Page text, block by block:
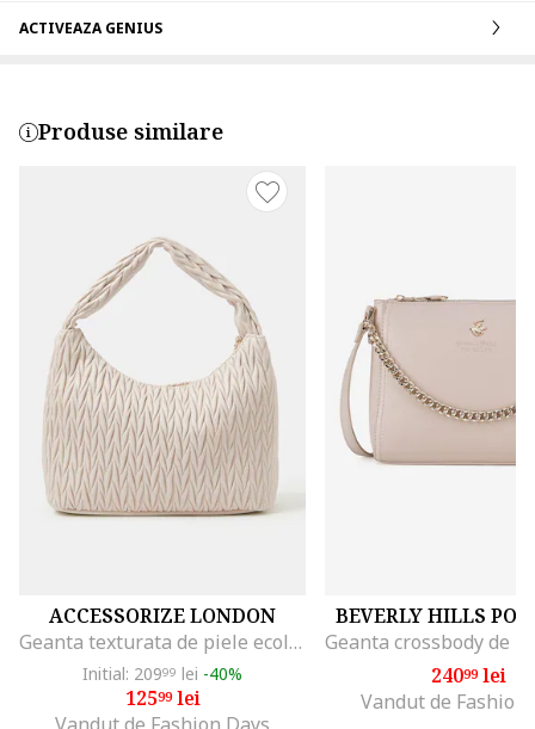
ACTIVEAZA GENIUS
Produse similare
ACCESSORIZE LONDON
Geanta texturata de piele ecologica, Alb fildes
Initial: 20999 lei -40%
12599lei
BEVERLY HILLS
24099lei
Vandut de Fashion